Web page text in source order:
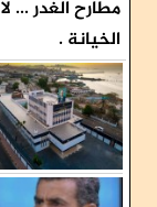
مطارح الغدر ...
الخيانة .